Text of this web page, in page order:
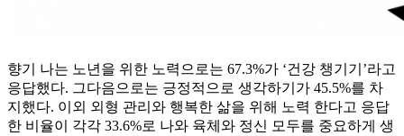
향기 나는 노년을 위한 노력으로는 67.3%가 ‘건강 챙기기’라고
응답했다. 그다음으로는 긍정적으로 생각하기가 45.5%를 차
지했다. 이외 외형 관리와 행복한 삶을 위해 노력 한다고 응답
한 비율이 각각 33.6%로 나와 육체와 정신 모두를 중요하게 생